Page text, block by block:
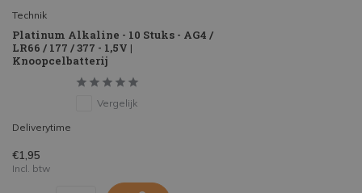
Technik
Platinum Alkaline - 10 Stuks - AG4 /
LR66 / 177 / 377 - 1,5V |
Knoopcelbatterij
Vergelijk
Deliverytime
€1,95
Incl. btw